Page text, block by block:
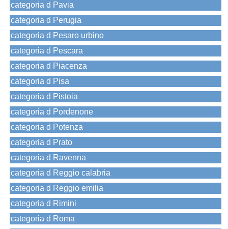
categoria d Pavia
categoria d Perugia
categoria d Pesaro urbino
categoria d Pescara
categoria d Piacenza
categoria d Pisa
categoria d Pistoia
categoria d Pordenone
categoria d Potenza
categoria d Prato
categoria d Ravenna
categoria d Reggio calabria
categoria d Reggio emilia
categoria d Rimini
categoria d Roma